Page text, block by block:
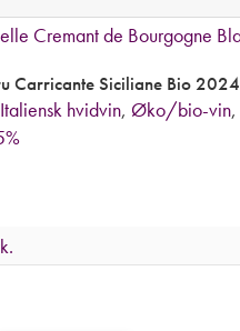
Carricante Siciliane Bio 2024
Italiensk hvidvin, Øko/bio-vin,